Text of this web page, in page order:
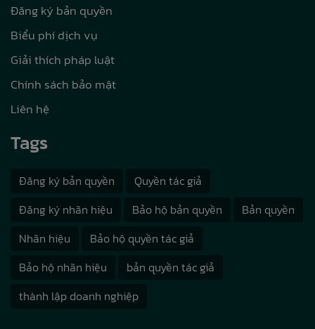
Đăng ký bản quyền
Biểu phí dịch vụ
Giải thích pháp luật
Chính sách bảo mật
Liên hệ
Tags
Đăng ký bản quyền
Quyền tác giả
Đăng ký nhãn hiệu
Bảo hộ bản quyền
Bản quyền
Nhãn hiệu
Bảo hộ quyền tác giả
Bảo hộ nhãn hiệu
bản quyền tác giả
thành lập doanh nghiệp